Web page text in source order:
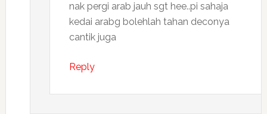
nak pergi arab jauh sgt hee..pi sahaja
kedai arabg bolehlah tahan deconya
cantik juga
Reply